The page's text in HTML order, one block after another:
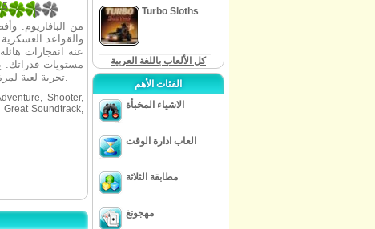
5
1 من البافاريوم.
والقواعد
عنه انفجارات
مستويات قدراتك.
المجاني في المناطق المجاورة لـ Medici والمتعة هو ما يجعل Just Cause 3 تجربة لعبة لمرة واحدة في الحياة.
Shooter,
Soundtrack,
Turbo Sloths
كل الألعاب باللغة العربية
الفئات الأهم
الاشياء المخبأة
العاب ادارة الوقت
مطابقة الثلاثة
مهجونغ